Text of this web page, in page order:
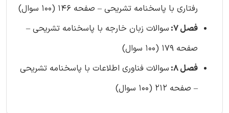
رفتاری با پاسخنامه تشریحی – صفحه 146 (100 سوال)
فصل 7:
سوالات زبان خارجه با پاسخنامه تشریحی –
صفحه 179 (100 سوال)
فصل 8:
سوالات فناوری اطلاعات با پاسخنامه تشریحی
– صفحه 212 (100 سوال)